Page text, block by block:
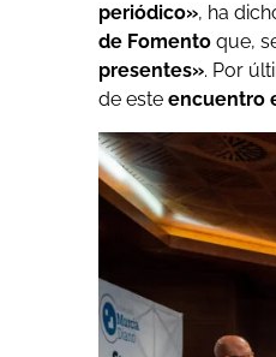
periódico», ha
de Fomento que,
presentes». Por
de este encuentro